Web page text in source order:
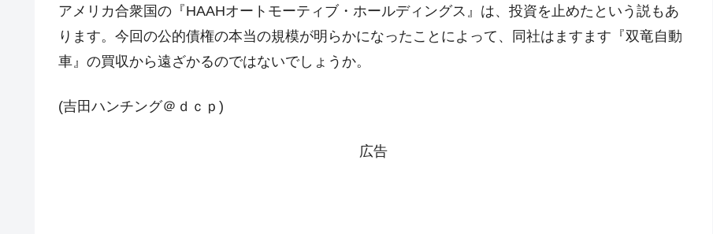
Fact1 平成仮面ライダーの意外すぎるモチーフとは？
Fact1 甲子園通算本塁打、最多の清原に次いで多く打っている意外な選手とは？
アメリカ合衆国の『HAAHオートモーティブ・ホールディングス』は、投資を止めたという説もあ
ります。今回の公的債権の本当の規模が明らかになったことによって、同社はますます『双竜自動
車』の買収から遠ざかるのではないでしょうか。
(吉田ハンチング＠ｄｃｐ)
広告